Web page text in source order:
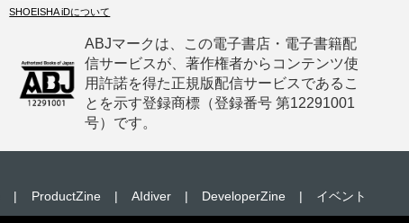
SHOEISHA iDについて
ABJマークは、この電子書店・電子書籍配
信サービスが、著作権者からコンテンツ使
用許諾を得た正規版配信サービスであるこ
とを示す登録商標（登録番号 第12291001
号）です。
| ProductZine | AIdiver | DeveloperZine | イベント